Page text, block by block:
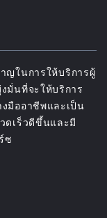
าญในการให้บริการผู้
มั่นที่จะให้บริการ
มืออาชีพและเป็น
ดเร็วดีขึ้นและมี
ซ